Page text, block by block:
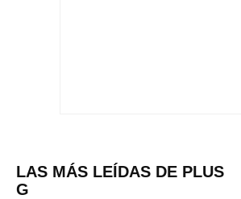
LAS MÁS LEÍDAS DE PLUS
G